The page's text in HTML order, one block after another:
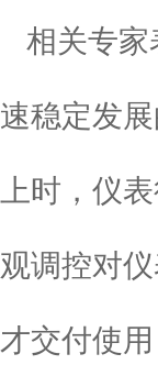
相关专家
速稳定发
上时，仪
观调控对
才交付使